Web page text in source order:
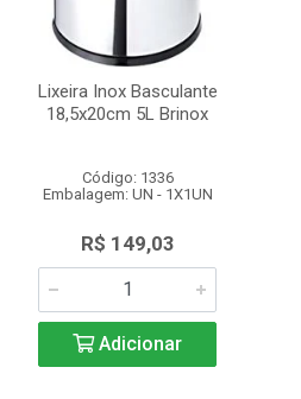
Lixeira Inox Basculante
18,5x20cm 5L Brinox
Código: 1336
Embalagem: UN - 1X1UN
R$ 149,03
Adicionar